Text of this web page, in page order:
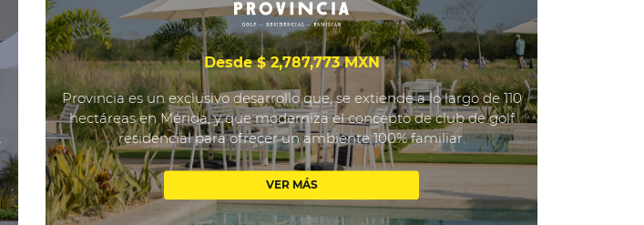
Desde $ 2,787,773 MXN
Provincia es un exclusivo desarrollo que, se extiende a lo largo de 110
hectáreas en Mérida, y que moderniza el concepto de club de golf
residencial para ofrecer un ambiente 100% familiar.
VER MÁS